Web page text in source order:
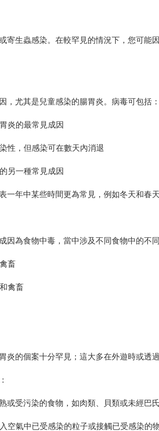
寄生蟲感染。在較罕見的情況下，您可能
，尤其是兒童感染的腸胃炎。病毒可包括：
炎的最常見成因
性，但感染可在數天內消退
另一種常見成因
一年中某些時間更為常見，例如冬天和春
因為食物中毒，當中涉及不同食物中的不
畜
禽畜
炎的個案十分罕見；這大多在外遊時或透過
或受污染的食物，如肉類、貝類或未經巴
空氣中已受感染的粒子或接觸已受感染的